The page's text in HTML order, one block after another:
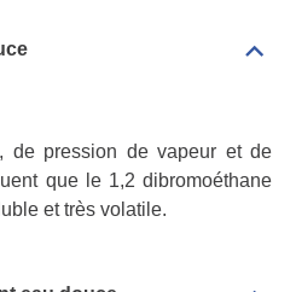
de pression de vapeur et de
que le 1,2 dibromoéthane
et très volatile.